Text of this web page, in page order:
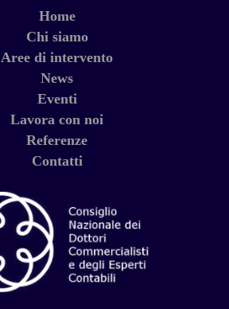
Home
Chi siamo
Aree di intervento
News
Eventi
Lavora con noi
Referenze
Contatti